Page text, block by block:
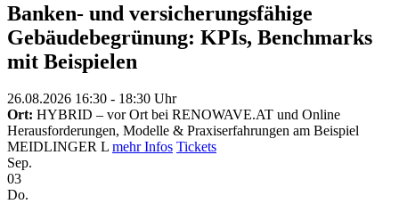
Banken- und versicherungsfähige
Gebäudebegrünung: KPIs, Benchmarks
mit Beispielen
26.08.2026 16:30 - 18:30 Uhr
Ort: HYBRID – vor Ort bei RENOWAVE.AT und Online
Herausforderungen, Modelle & Praxiserfahrungen am Beispiel
MEIDLINGER L mehr Infos Tickets
Sep.
03
Do.